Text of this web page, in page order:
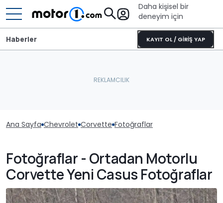
Daha kişisel bir
deneyim için
KAYIT OL / GİRİŞ YAP
Haberler
Ana Sayfa Chevrolet Corvette Fotoğraflar
Fotoğraflar - Ortadan Motorlu
Corvette Yeni Casus Fotoğraflar